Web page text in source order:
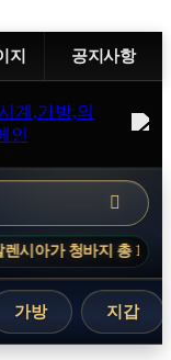
지 공지사항
12개가 입고되었습니
가방 지갑